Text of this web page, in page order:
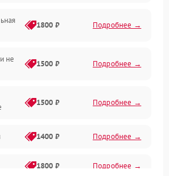
1800 ₽ Подробнее →
не
1500 ₽ Подробнее →
1500 ₽ Подробнее →
1400 ₽ Подробнее →
1800 ₽ Подробнее →